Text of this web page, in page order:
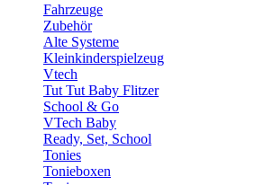
Fahrzeuge
Zubehör
Alte Systeme
Kleinkinderspielzeug
Vtech
Tut Tut Baby Flitzer
School & Go
VTech Baby
Ready, Set, School
Tonies
Tonieboxen